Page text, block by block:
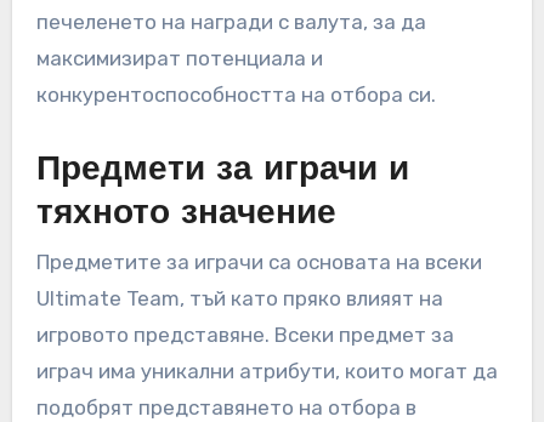
печеленето на награди с валута, за да
максимизират потенциала и
конкурентоспособността на отбора си.
Предмети за играчи и
тяхното значение
Предметите за играчи са основата на всеки
Ultimate Team, тъй като пряко влияят на
игровото представяне. Всеки предмет за
играч има уникални атрибути, които могат да
подобрят представянето на отбора в